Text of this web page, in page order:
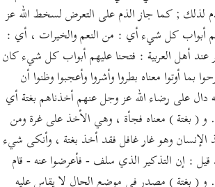
لذلك ; كما جاز الذم على التعرض لسخط الله عز
أبواب كل شيء أي : من النعم والخيرات ، أي :
عند أهل العربية : فتحنا عليهم أبواب كل شيء كان
بما أوتوا معناه بطروا وأشروا وأعجبوا وظنوا أن
دال على رضاء الله عز وجل عنهم أخذناهم بغتة أي
. و ( بغتة ) معناه فجأة ، وهي الأخذ على غرة ومن
الإنسان وهو غار غافل فقد أخذ بغتة ، وأنكى شيء
: إن التذكير الذي سلف - فأعرضوا عنه - قام
. و ( بغتة ) مصدر في موضع الحال لا يقاس عليه